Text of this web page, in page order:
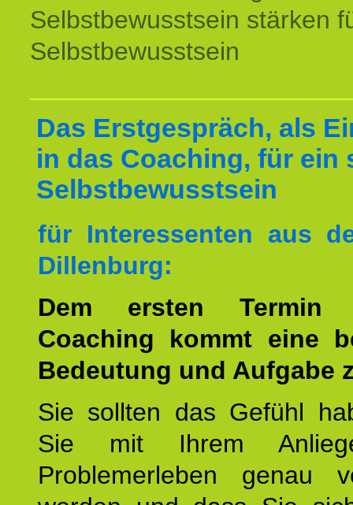
Selbstbewusstsein stärken
Selbstbewusstsein
Das Erstgespräch, als
in das Coaching, für ein
Selbstbewusstsein
für Interessenten aus
Dillenburg:
Dem ersten
Coaching kommt eine
Bedeutung und Aufgabe
Sie sollten das Gefühl
Sie mit Ihrem
Problemerleben genau